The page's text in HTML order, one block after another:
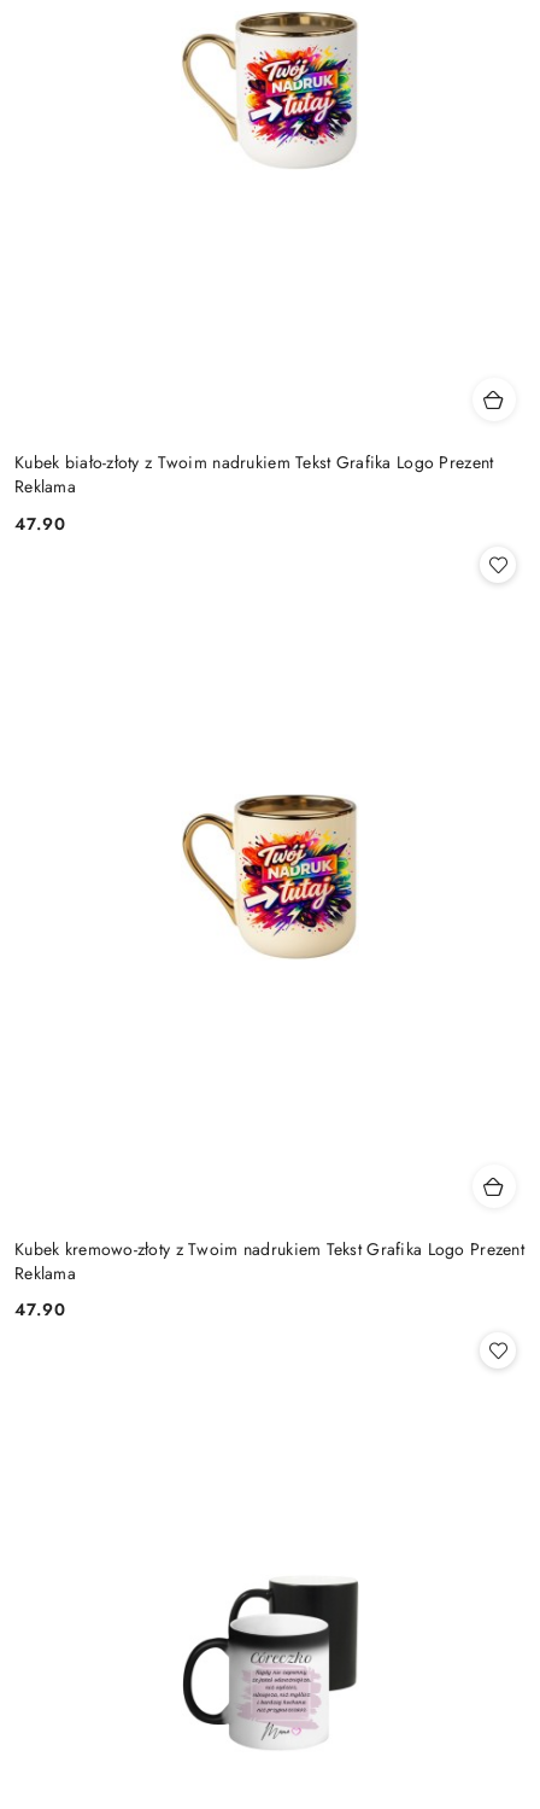
Kubek biało-złoty z Twoim nadrukiem Tekst Grafika Logo Prezent
Reklama
Cena:
47.90
Kubek kremowo-złoty z Twoim nadrukiem Tekst Grafika Logo Prezent
Reklama
Cena:
47.90